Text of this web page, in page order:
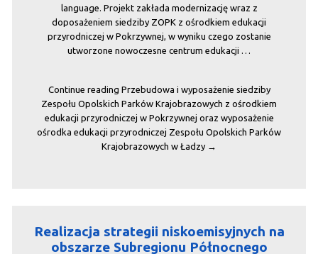
language. Projekt zakłada modernizację wraz z
doposażeniem siedziby ZOPK z ośrodkiem edukacji
przyrodniczej w Pokrzywnej, w wyniku czego zostanie
utworzone nowoczesne centrum edukacji …
Continue reading Przebudowa i wyposażenie siedziby
Zespołu Opolskich Parków Krajobrazowych z ośrodkiem
edukacji przyrodniczej w Pokrzywnej oraz wyposażenie
ośrodka edukacji przyrodniczej Zespołu Opolskich Parków
Krajobrazowych w Ładzy →
Realizacja strategii niskoemisyjnych na
obszarze Subregionu Północnego